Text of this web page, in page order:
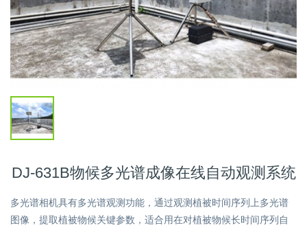
DJ-631B物候多光谱成像在线自动观测系统
多光谱相机具有多光谱观测功能，通过观测植被时间序列上多光谱
图像，提取植被物候关键参数，适合用在对植被物候长时间序列自